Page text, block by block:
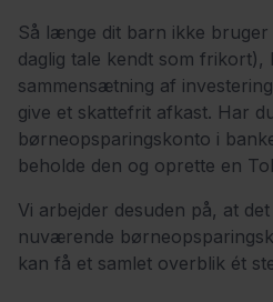
Så længe dit barn ikke
daglig tale kendt som frikort),
sammensætning af
give et skattefrit afkast. Har
børneopsparingskonto i
beholde den og oprette en
Vi arbejder desuden på, at
nuværende
kan få et samlet overblik ét